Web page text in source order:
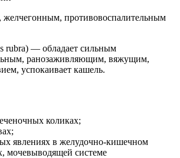
противовоспалительным
rubra) — обладает сильным
ранозаживляющим, вяжущим,
успокаивает кашель.
коликах;
явлениях в желудочно-кишечном
мочевыводящей системе